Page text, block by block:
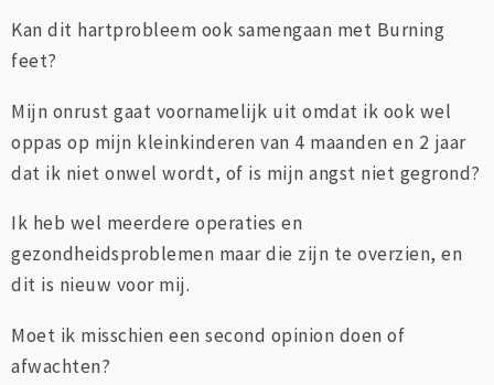
Kan dit hartprobleem ook samengaan met Burning
feet?
Mijn onrust gaat voornamelijk uit omdat ik ook wel
oppas op mijn kleinkinderen van 4 maanden en 2 jaar
dat ik niet onwel wordt, of is mijn angst niet gegrond?
Ik heb wel meerdere operaties en
gezondheidsproblemen maar die zijn te overzien, en
dit is nieuw voor mij.
Moet ik misschien een second opinion doen of
afwachten?